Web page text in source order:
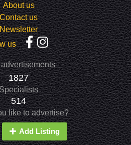
About us
Contact us
Newsletter
us
1827
514
like to advertise?
Add Listing